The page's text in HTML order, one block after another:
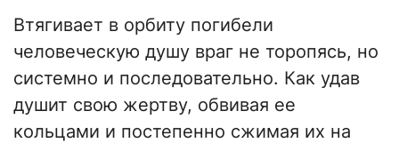
Втягивает в орбиту погибели
человеческую душу враг не торопясь, но
системно и последовательно. Как удав
душит свою жертву, обвивая ее
кольцами и постепенно сжимая их на